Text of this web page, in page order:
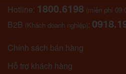
Hotline: 1800.6198 (miễn phí
B2B (Khách doanh nghiệp):
Chính sách bán hàng
Hỗ trợ khách hàng